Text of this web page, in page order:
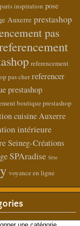
paris inspiration pose
Auxerre prestashop
pas
referencement
pas cher referencer
prestashop
boutique prestashop
cuisine Auxerre
intérieure
Seineg-Créations
SPAradise Sète
voyance en ligne